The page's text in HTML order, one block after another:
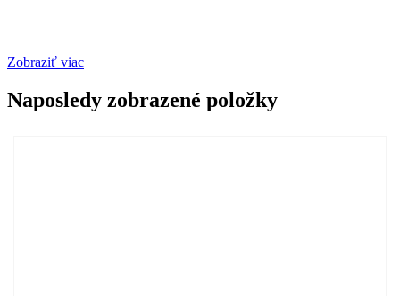
Zobraziť viac
Naposledy zobrazené položky